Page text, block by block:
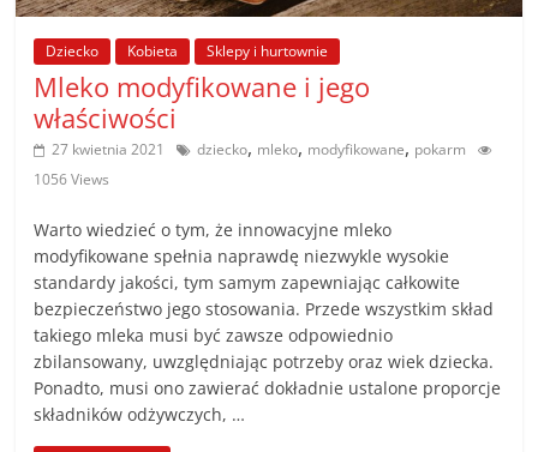
poradniki.
Porady
praktyczne
porady
wskazówki
poradniki
na
każdy
temat
Dziecko Kobieta Sklepy i hurtownie
Mleko modyfikowane i jego
właściwości
27 kwietnia 2021 dziecko, mleko, modyfikowane, pokarm
1056 Views
Warto wiedzieć o tym, że innowacyjne mleko
modyfikowane spełnia naprawdę niezwykle wysokie
standardy jakości, tym samym zapewniając całkowite
bezpieczeństwo jego stosowania. Przede wszystkim skład
takiego mleka musi być zawsze odpowiednio
zbilansowany, uwzględniając potrzeby oraz wiek dziecka.
Ponadto, musi ono zawierać dokładnie ustalone proporcje
składników odżywczych, …